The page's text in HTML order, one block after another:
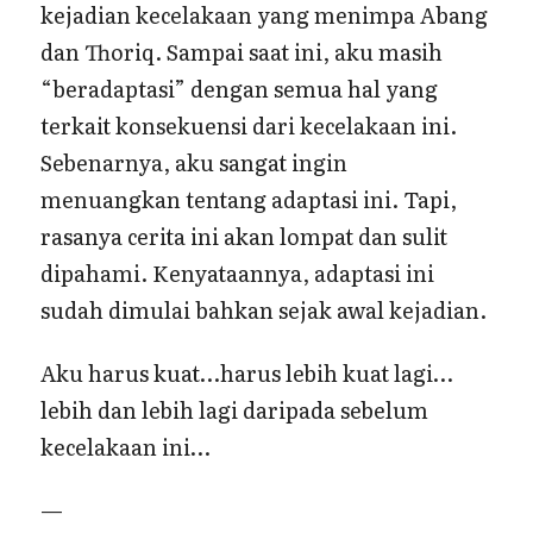
kejadian kecelakaan yang menimpa Abang
dan Thoriq. Sampai saat ini, aku masih
“beradaptasi” dengan semua hal yang
terkait konsekuensi dari kecelakaan ini.
Sebenarnya, aku sangat ingin
menuangkan tentang adaptasi ini. Tapi,
rasanya cerita ini akan lompat dan sulit
dipahami. Kenyataannya, adaptasi ini
sudah dimulai bahkan sejak awal kejadian.
Aku harus kuat…harus lebih kuat lagi…
lebih dan lebih lagi daripada sebelum
kecelakaan ini…
—